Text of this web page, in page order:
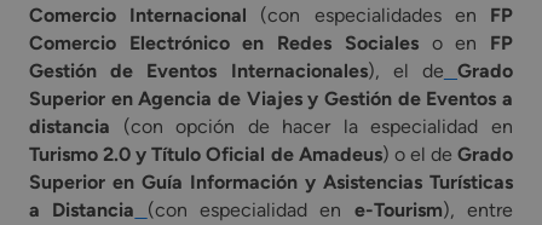
Comercio Internacional (con especialidades en FP
Comercio Electrónico en Redes Socialeso en FP
Gestión de Eventos Internacionales), el de
Grado
Superior en Agencia de Viajes y Gestión de Eventos a
distancia (con opción de hacer la especialidad en
Turismo 2.0 y Título Oficial de Amadeus) o el deGrado
Superior en Guía Información y Asistencias Turísticas
a Distancia
(con especialidad en e-Tourism), entre